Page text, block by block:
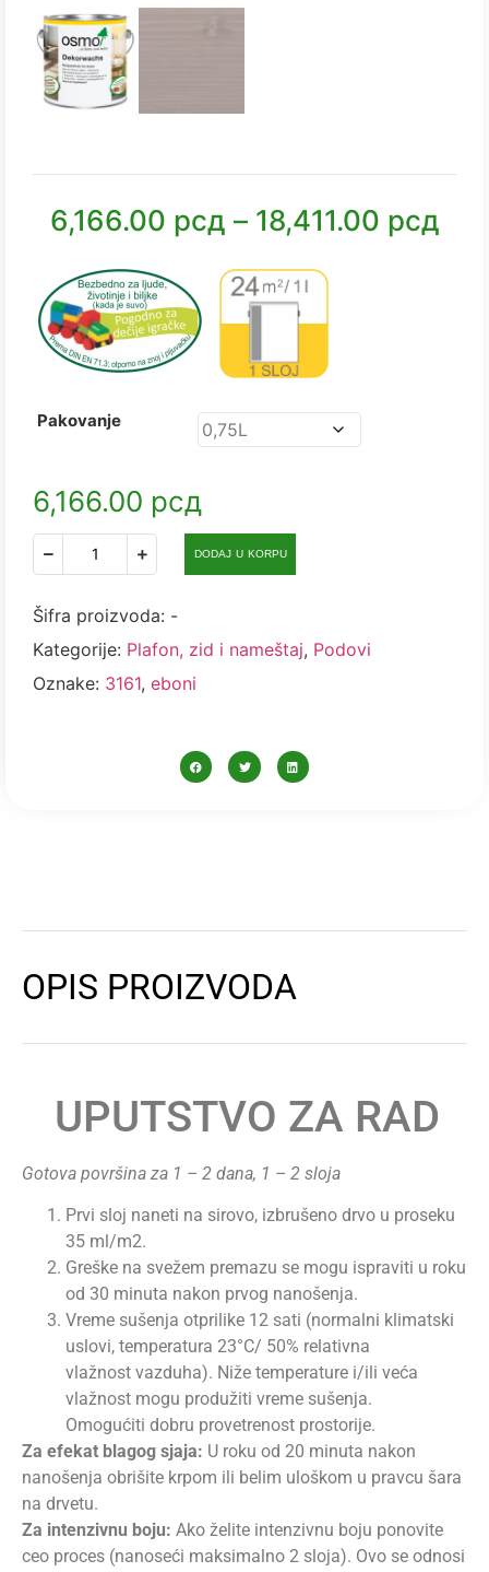
6,166.00 рсд – 18,411.00 рсд
Pakovanje
6,166.00 рсд
DODAJ U KORPU
Šifra proizvoda: -
Kategorije: Plafon, zid i nameštaj, Podovi
Oznake: 3161, eboni
OPIS PROIZVODA
UPUTSTVO ZA RAD
Gotova površina za 1 – 2 dana, 1 – 2 sloja
Prvi sloj naneti na sirovo, izbrušeno drvo u proseku
35 ml/m2.
Greške na svežem premazu se mogu ispraviti u roku
od 30 minuta nakon prvog nanošenja.
Vreme sušenja otprilike 12 sati (normalni klimatski
uslovi, temperatura 23°C/ 50% relativna
vlažnost vazduha). Niže temperature i/ili veća
vlažnost mogu produžiti vreme sušenja.
Omogućiti dobru provetrenost prostorije.
Za efekat blagog sjaja: U roku od 20 minuta nakon
nanošenja obrišite krpom ili belim uloškom u pravcu šara
na drvetu.
Za intenzivnu boju: Ako želite intenzivnu boju ponovite
ceo proces (nanoseći maksimalno 2 sloja). Ovo se odnosi